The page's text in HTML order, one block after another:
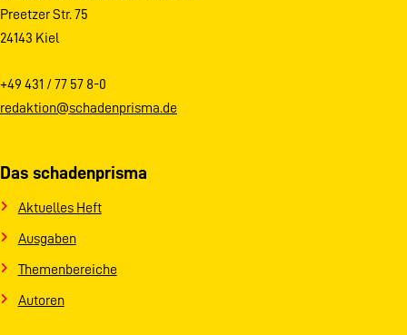
Preetzer Str. 75
24143 Kiel
+49 431 / 77 57 8-0
redaktion@schadenprisma.de
Das schadenprisma
Aktuelles Heft
Ausgaben
Themenbereiche
Autoren